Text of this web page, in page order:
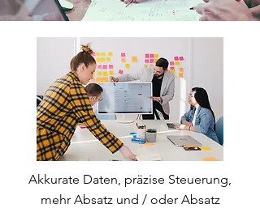
Akkurate Daten, präzise Steuerung,
mehr Absatz und / oder Absatz